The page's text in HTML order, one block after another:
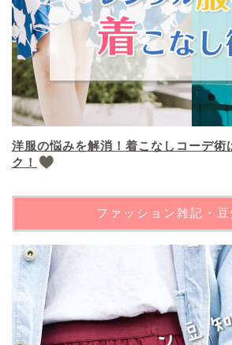
洋服の悩みを解消！着こなしコーデ術
ク！
ファッション雑記・
エアークロ